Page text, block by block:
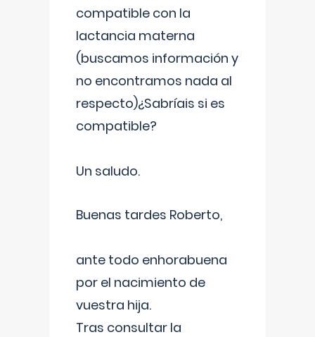
compatible con la
lactancia materna
(buscamos información y
no encontramos nada al
respecto)¿Sabríais si es
compatible?
Un saludo.
Buenas tardes Roberto,
ante todo enhorabuena
por el nacimiento de
vuestra hija.
Tras consultar la